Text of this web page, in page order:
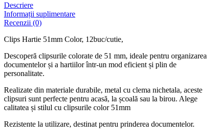
Descriere
Informații suplimentare
Recenzii (0)
Clips Hartie 51mm Color, 12buc/cutie,
Descoperă clipsurile colorate de 51 mm, ideale pentru organizarea
documentelor și a hartiilor într-un mod eficient și plin de
personalitate.
Realizate din materiale durabile, metal cu clema nichetala, aceste
clipsuri sunt perfecte pentru acasă, la școală sau la birou. Alege
calitatea și stilul cu clipsurile color 51mm
Rezistente la utilizare, destinat pentru prinderea documentelor.